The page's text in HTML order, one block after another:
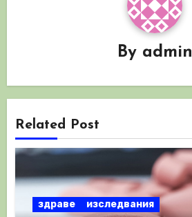
By admin
Related Post
здраве изследвания